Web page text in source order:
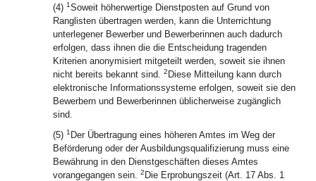
(4) 1Soweit höherwertige Dienstposten auf Grund von
Ranglisten übertragen werden, kann die Unterrichtung
unterlegener Bewerber und Bewerberinnen auch dadurch
erfolgen, dass ihnen die die Entscheidung tragenden
Kriterien anonymisiert mitgeteilt werden, soweit sie ihnen
nicht bereits bekannt sind. 2 Diese Mitteilung kann durch
elektronische Informationssysteme erfolgen, soweit sie den
Bewerbern und Bewerberinnen üblicherweise zugänglich
sind.
(5) 1 Der Übertragung eines höheren Amtes im Weg der
Beförderung oder der Ausbildungsqualifizierung muss eine
Bewährung in den Dienstgeschäften dieses Amtes
vorangegangen sein. 2 Die Erprobungszeit (Art. 17 Abs. 1